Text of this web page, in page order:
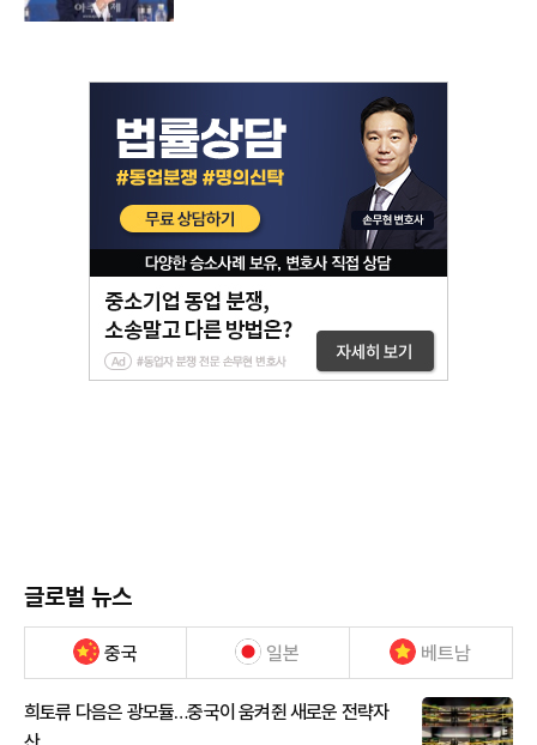
글로벌 뉴스
중국 일본 베트남
희토류 다음은 광모듈…중국이 움켜쥔 새로운 전략자